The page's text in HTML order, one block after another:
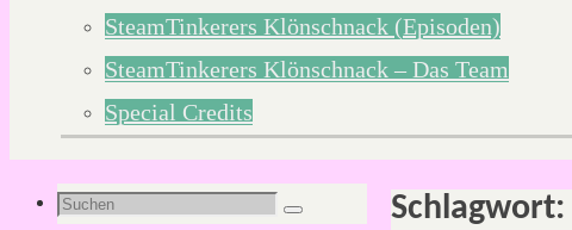
SteamTinkerers Klönschnack (Episoden)
SteamTinkerers Klönschnack – Das Team
Special Credits
Schlagwort:
Suchen
Suchen